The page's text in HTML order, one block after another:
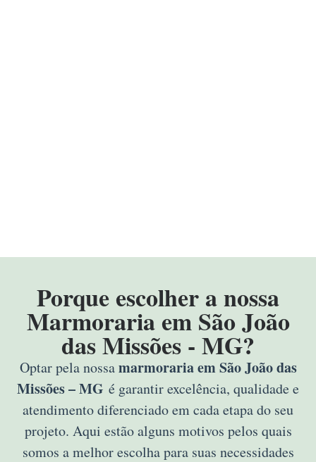
Porque escolher a nossa
Marmoraria em São João
das Missões - MG?
Optar pela nossamarmoraria em São João das
Missões – MG é garantir excelência, qualidade e
atendimento diferenciado em cada etapa do seu
projeto. Aqui estão alguns motivos pelos quais
somos a melhor escolha para suas necessidades